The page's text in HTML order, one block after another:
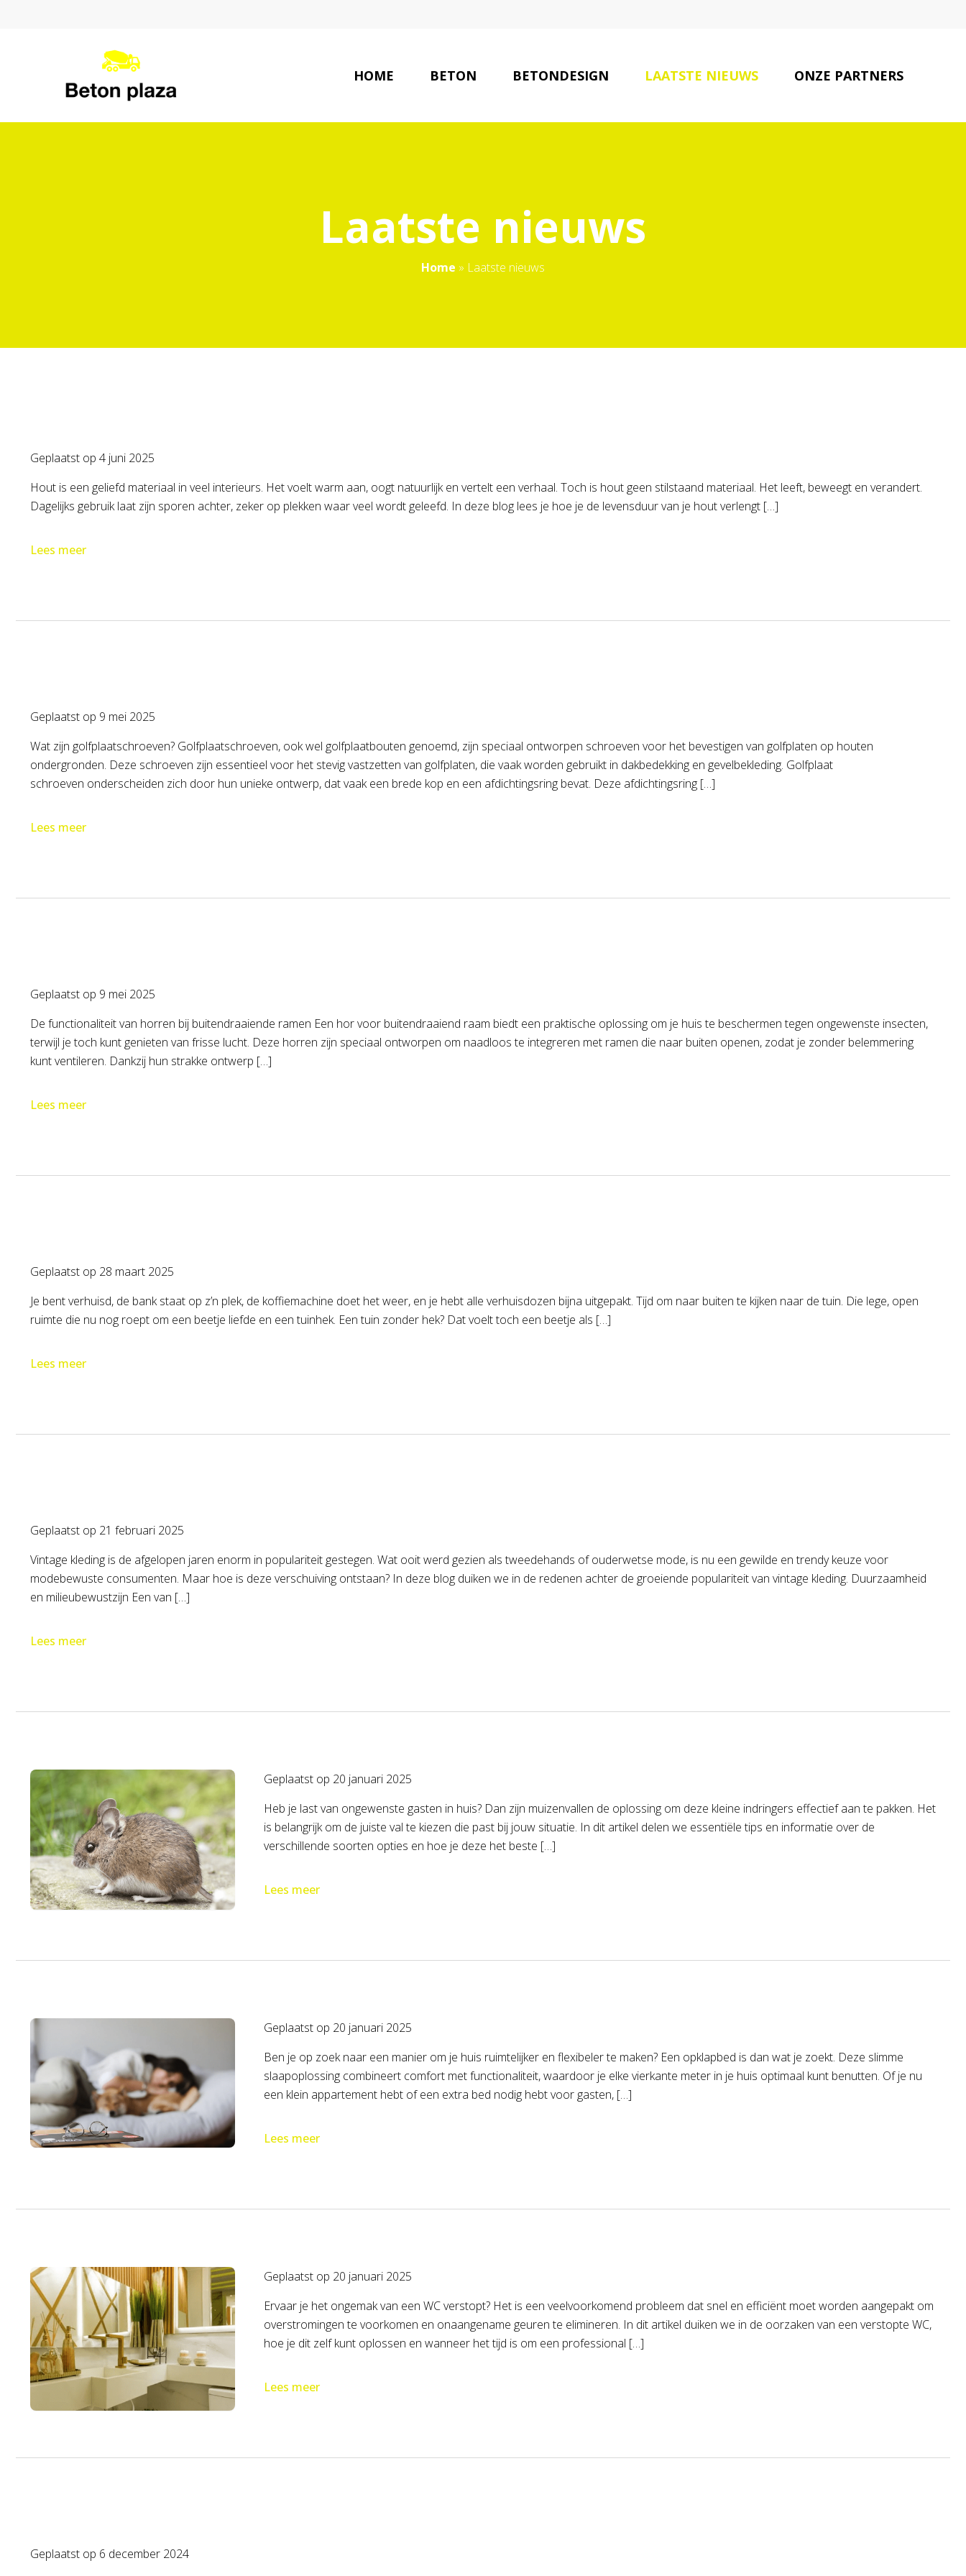
HOME BETON BETONDESIGN LAATSTE NIEUWS ONZE PARTNERS
Laatste nieuws
Home » Laatste nieuws
Geplaatst op 4 juni 2025
Hout is een geliefd materiaal in veel interieurs. Het voelt warm aan, oogt natuurlijk en vertelt een verhaal. Toch is hout geen stilstaand materiaal. Het leeft, beweegt en verandert.
Dagelijks gebruik laat zijn sporen achter, zeker op plekken waar veel wordt geleefd. In deze blog lees je hoe je de levensduur van je hout verlengt […]
Lees meer
Geplaatst op 9 mei 2025
Wat zijn golfplaatschroeven? Golfplaatschroeven, ook wel golfplaatbouten genoemd, zijn speciaal ontworpen schroeven voor het bevestigen van golfplaten op houten
ondergronden. Deze schroeven zijn essentieel voor het stevig vastzetten van golfplaten, die vaak worden gebruikt in dakbedekking en gevelbekleding. Golfplaat
schroeven onderscheiden zich door hun unieke ontwerp, dat vaak een brede kop en een afdichtingsring bevat. Deze afdichtingsring […]
Lees meer
Geplaatst op 9 mei 2025
De functionaliteit van horren bij buitendraaiende ramen Een hor voor buitendraaiend raam biedt een praktische oplossing om je huis te beschermen tegen ongewenste insecten,
terwijl je toch kunt genieten van frisse lucht. Deze horren zijn speciaal ontworpen om naadloos te integreren met ramen die naar buiten openen, zodat je zonder belemmering
kunt ventileren. Dankzij hun strakke ontwerp […]
Lees meer
Geplaatst op 28 maart 2025
Je bent verhuisd, de bank staat op z’n plek, de koffiemachine doet het weer, en je hebt alle verhuisdozen bijna uitgepakt. Tijd om naar buiten te kijken naar de tuin. Die lege, open
ruimte die nu nog roept om een beetje liefde en een tuinhek. Een tuin zonder hek? Dat voelt toch een beetje als […]
Lees meer
Geplaatst op 21 februari 2025
Vintage kleding is de afgelopen jaren enorm in populariteit gestegen. Wat ooit werd gezien als tweedehands of ouderwetse mode, is nu een gewilde en trendy keuze voor
modebewuste consumenten. Maar hoe is deze verschuiving ontstaan? In deze blog duiken we in de redenen achter de groeiende populariteit van vintage kleding. Duurzaamheid
en milieubewustzijn Een van […]
Lees meer
Geplaatst op 20 januari 2025
Heb je last van ongewenste gasten in huis? Dan zijn muizenvallen de oplossing om deze kleine indringers effectief aan te pakken. Het
is belangrijk om de juiste val te kiezen die past bij jouw situatie. In dit artikel delen we essentiële tips en informatie over de
verschillende soorten opties en hoe je deze het beste […]
Lees meer
Geplaatst op 20 januari 2025
Ben je op zoek naar een manier om je huis ruimtelijker en flexibeler te maken? Een opklapbed is dan wat je zoekt. Deze slimme
slaapoplossing combineert comfort met functionaliteit, waardoor je elke vierkante meter in je huis optimaal kunt benutten. Of je nu
een klein appartement hebt of een extra bed nodig hebt voor gasten, […]
Lees meer
Geplaatst op 20 januari 2025
Ervaar je het ongemak van een WC verstopt? Het is een veelvoorkomend probleem dat snel en efficiënt moet worden aangepakt om
overstromingen te voorkomen en onaangename geuren te elimineren. In dit artikel duiken we in de oorzaken van een verstopte WC,
hoe je dit zelf kunt oplossen en wanneer het tijd is om een professional […]
Lees meer
Geplaatst op 6 december 2024